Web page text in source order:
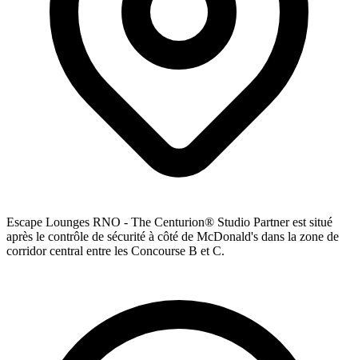
Escape Lounges RNO - The Centurion® Studio Partner est situé
après le contrôle de sécurité à côté de McDonald's dans la zone de
corridor central entre les Concourse B et C.